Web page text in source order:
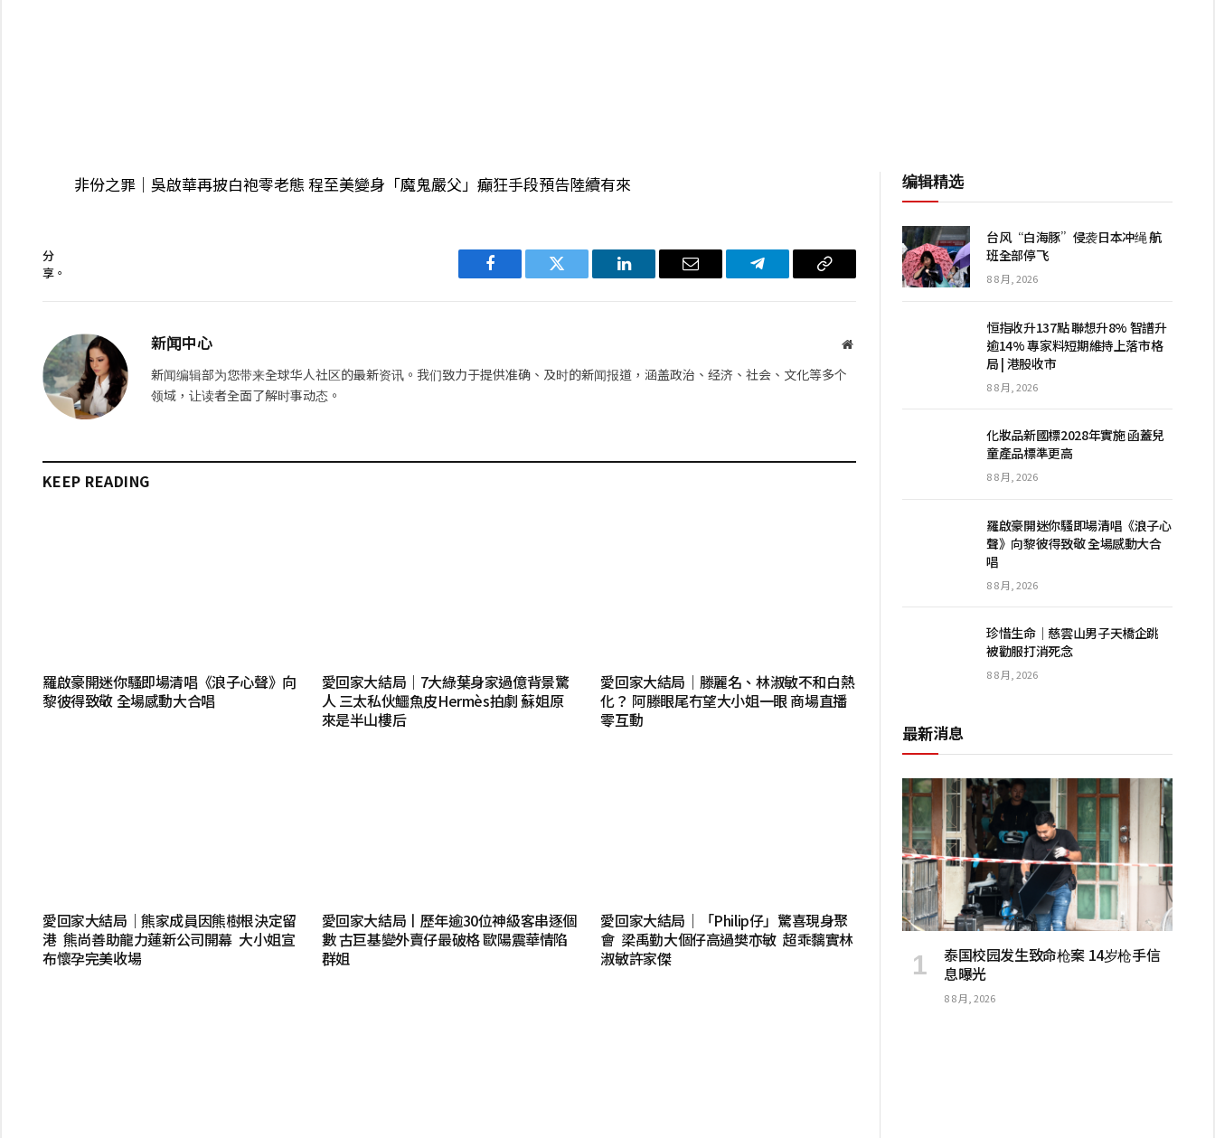
非份之罪｜吳啟華再披白袍零老態 程至美變身「魔鬼嚴父」癲狂手段預告陸續有來
分
享。
Facebook Twitter LinkedIn 电
Telegram 复
新闻中心
网
新闻编辑部为您带来全球华人社区的最新资讯。我们致力于提供准确、及时的新闻报道，涵盖政治、经济、社会、文化等多个
领域，让读者全面了解时事动态。
KEEP READING
羅啟豪開迷你騷即場清唱《浪子心聲》向
黎彼得致敬 全場感動大合唱
愛回家大結局｜7大綠葉身家過億背景驚
人 三太私伙鱷魚皮Hermès拍劇 蘇姐原
來是半山樓后
愛回家大結局｜滕麗名、林淑敏不和白熱
化？ 阿滕眼尾冇望大小姐一眼 商場直播
零互動
愛回家大結局｜熊家成員因熊樹根決定留
港 熊尚善助龍力蓮新公司開幕 大小姐宣
布懷孕完美收場
愛回家大結局丨歷年逾30位神級客串逐個
數 古巨基變外賣仔最破格 歐陽震華情陷
群姐
愛回家大結局｜「Philip仔」驚喜現身聚
會 梁禹勤大個仔高過樊亦敏 超乖黐實林
淑敏許家傑
编辑精选
台风“白海豚”侵袭日本冲绳 航
班全部停飞
8 8 月, 2026
恒指收升137點 聯想升8% 智譜升
逾14% 專家料短期維持上落市格
局 | 港股收市
8 8 月, 2026
化妝品新國標2028年實施 函蓋兒
童產品標準更高
8 8 月, 2026
羅啟豪開迷你騷即場清唱《浪子心
聲》向黎彼得致敬 全場感動大合
唱
8 8 月, 2026
珍惜生命│慈雲山男子天橋企跳
被勸服打消死念
8 8 月, 2026
最新消息
泰国校园发生致命枪案 14岁枪手信
息曝光
8 8 月, 2026